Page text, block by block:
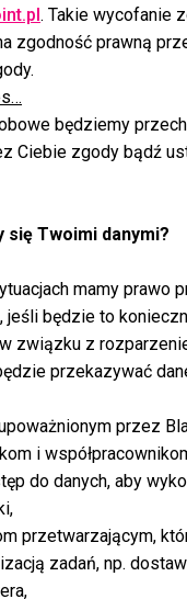
. Takie wycofanie
zgodność prawną
będziemy
Ciebie zgody bądź
się Twoimi danymi?
mamy prawo
jeśli będzie to
związku z
przekazywać
przez
i
do danych, aby
przetwarzającym,
zadań, np.